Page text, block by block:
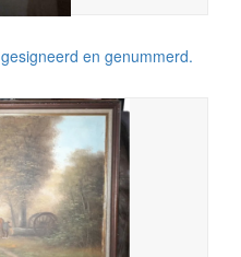
en genummerd.